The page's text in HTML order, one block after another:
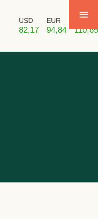
USD
82,17
EUR
94,84 110,65